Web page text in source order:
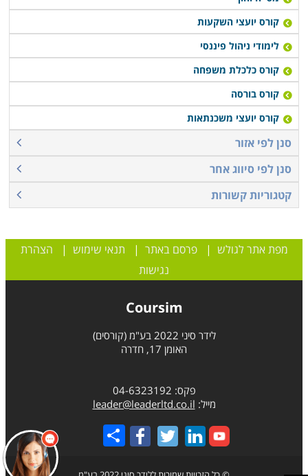
קורס יועצי השקעות
לימודי ניהול פיננסי
קורס כלכלת משפחה
קורס בורסה
קורס יועצי משכנתאות
סנן לפי אזור
סנן לפי סיווג אחר
קטגוריות קשורות
מפת אתר לגולש |פרסם באתר | תנאי שימוש | הצהרת
נגישות
Coursim
לידר סיני 2022 בע"מ (קורסים)
האומן 17, חדרה
פקס: 04-6323192
מייל: leader@leaderltd.co.il
Share